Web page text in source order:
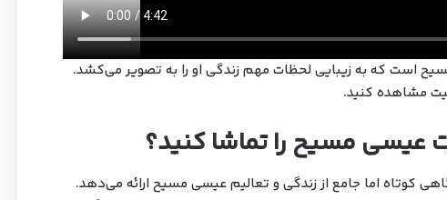
است که به زیبایی لحظات مهم زندگی او را به تصویر می‌کشد.
مشاهده کنید.
عیسی مسیح را تماشا کنید؟
کوتاه اما جامع از زندگی و تعالیم عیسی مسیح ارائه می‌دهد.